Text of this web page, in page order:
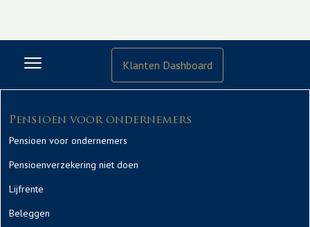
Klanten Dashboard
Pensioen voor ondernemers
Pensioen voor ondernemers
Pensioenverzekering niet doen
Lijfrente
Beleggen